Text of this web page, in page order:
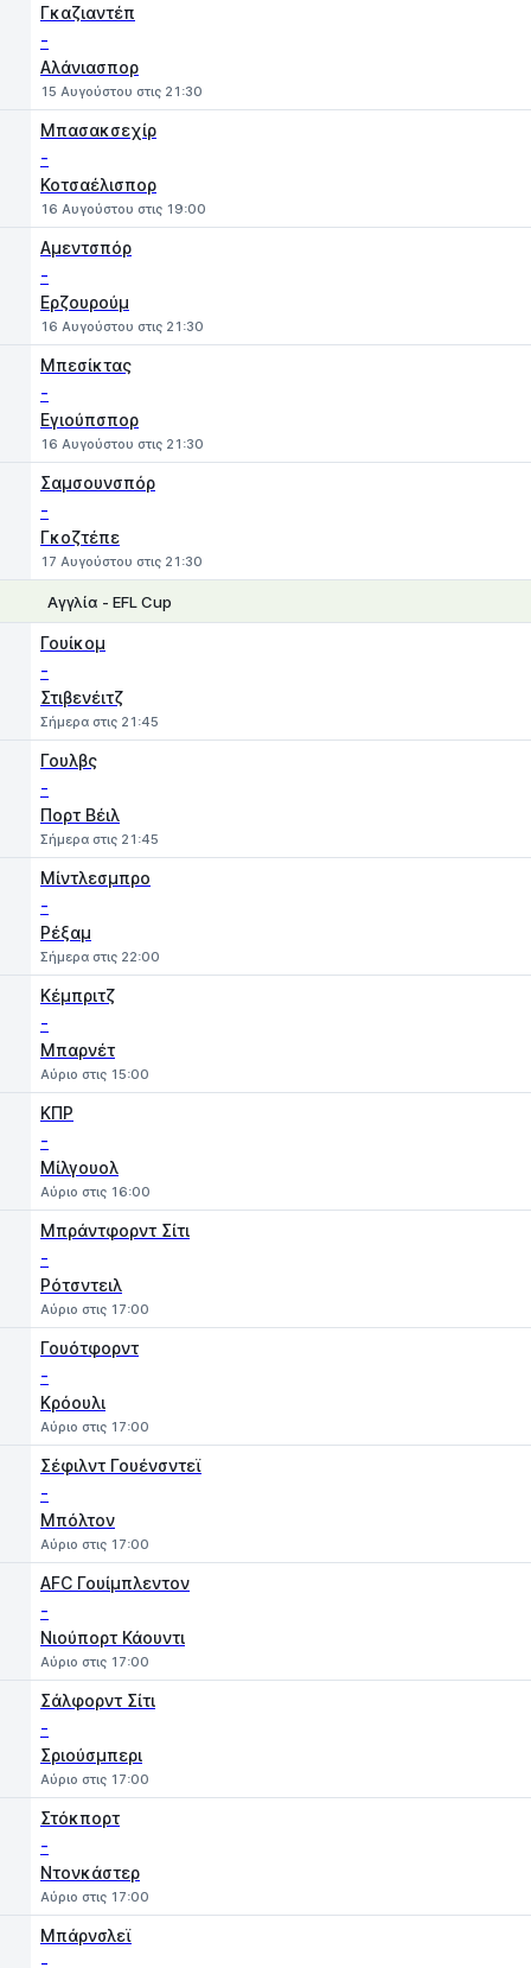
Γκαζιαντέπ
-
Αλάνιασπορ
15 Αυγούστου στις 21:30
Μπασακσεχίρ
-
Κοτσαέλισπορ
16 Αυγούστου στις 19:00
Αμεντσπόρ
-
Ερζουρούμ
16 Αυγούστου στις 21:30
Μπεσίκτας
-
Εγιούπσπορ
16 Αυγούστου στις 21:30
Σαμσουνσπόρ
-
Γκοζτέπε
17 Αυγούστου στις 21:30
Αγγλία - EFL Cup
Γουίκομ
-
Στιβενέιτζ
Σήμερα στις 21:45
Γουλβς
-
Πορτ Βέιλ
Σήμερα στις 21:45
Μίντλεσμπρο
-
Ρέξαμ
Σήμερα στις 22:00
Κέμπριτζ
-
Μπαρνέτ
Αύριο στις 15:00
ΚΠΡ
-
Μίλγουολ
Αύριο στις 16:00
Μπράντφορντ Σίτι
-
Ρότσντειλ
Αύριο στις 17:00
Γουότφορντ
-
Κρόουλι
Αύριο στις 17:00
Σέφιλντ Γουένσντεϊ
-
Μπόλτον
Αύριο στις 17:00
AFC Γουίμπλεντον
-
Νιούπορτ Κάουντι
Αύριο στις 17:00
Σάλφορντ Σίτι
-
Σριούσμπερι
Αύριο στις 17:00
Στόκπορτ
-
Ντονκάστερ
Αύριο στις 17:00
Μπάρνσλεϊ
-